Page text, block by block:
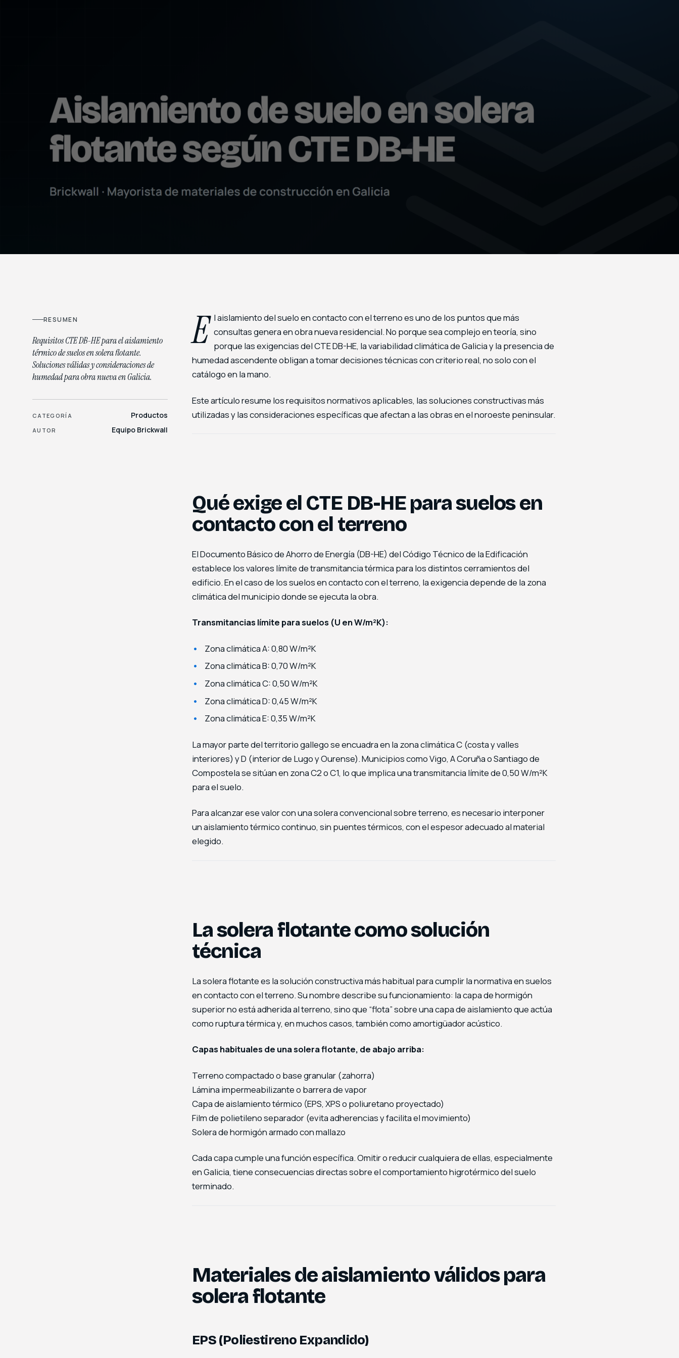
RESUMEN
Requisitos CTE DB-HE para el aislamiento
térmico de suelos en solera flotante.
Soluciones válidas y consideraciones de
humedad para obra nueva en Galicia.
CATEGORÍA Productos
AUTOR Equipo Brickwall
E l aislamiento del suelo en contacto con el terreno es uno de los puntos que más
consultas genera en obra nueva residencial. No porque sea complejo en teoría, sino
porque las exigencias del CTE DB-HE, la variabilidad climática de Galicia y la presencia de
humedad ascendente obligan a tomar decisiones técnicas con criterio real, no solo con el
catálogo en la mano.
Este artículo resume los requisitos normativos aplicables, las soluciones constructivas más
utilizadas y las consideraciones específicas que afectan a las obras en el noroeste peninsular.
Qué exige el CTE DB-HE para suelos en
contacto con el terreno
El Documento Básico de Ahorro de Energía (DB-HE) del Código Técnico de la Edificación
establece los valores límite de transmitancia térmica para los distintos cerramientos del
edificio. En el caso de los suelos en contacto con el terreno, la exigencia depende de la zona
climática del municipio donde se ejecuta la obra.
Transmitancias límite para suelos (U en W/m²K):
Zona climática A: 0,80 W/m²K
Zona climática B: 0,70 W/m²K
Zona climática C: 0,50 W/m²K
Zona climática D: 0,45 W/m²K
Zona climática E: 0,35 W/m²K
La mayor parte del territorio gallego se encuadra en la zona climática C (costa y valles
interiores) y D (interior de Lugo y Ourense). Municipios como Vigo, A Coruña o Santiago de
Compostela se sitúan en zona C2 o C1, lo que implica una transmitancia límite de 0,50 W/m²K
para el suelo.
Para alcanzar ese valor con una solera convencional sobre terreno, es necesario interponer
un aislamiento térmico continuo, sin puentes térmicos, con el espesor adecuado al material
elegido.
La solera flotante como solución
técnica
La solera flotante es la solución constructiva más habitual para cumplir la normativa en suelos
en contacto con el terreno. Su nombre describe su funcionamiento: la capa de hormigón
superior no está adherida al terreno, sino que “flota” sobre una capa de aislamiento que actúa
como ruptura térmica y, en muchos casos, también como amortigüador acústico.
Capas habituales de una solera flotante, de abajo arriba:
Terreno compactado o base granular (zahorra)
Lámina impermeabilizante o barrera de vapor
Capa de aislamiento térmico (EPS, XPS o poliuretano proyectado)
Film de polietileno separador (evita adherencias y facilita el movimiento)
Solera de hormigón armado con mallazo
Cada capa cumple una función específica. Omitir o reducir cualquiera de ellas, especialmente
en Galicia, tiene consecuencias directas sobre el comportamiento higrotérmico del suelo
terminado.
Materiales de aislamiento válidos para
solera flotante
EPS (Poliestireno Expandido)